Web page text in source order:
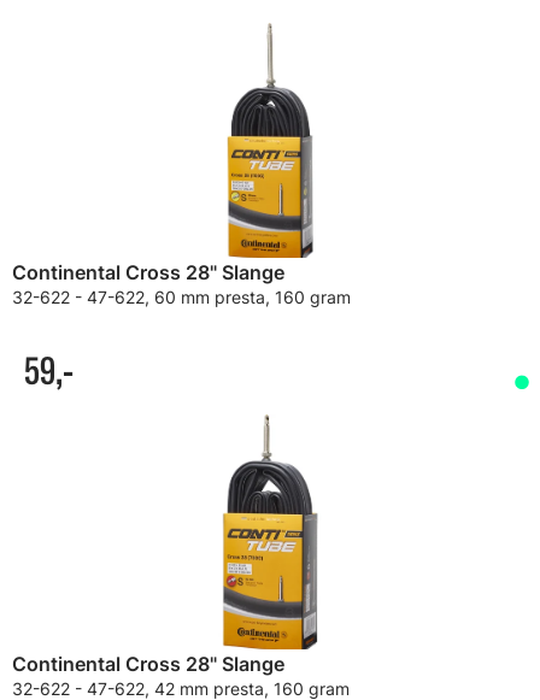
Continental Cross 28" Slange
32-622 - 47-622, 60 mm presta, 160 gram
59,-
Continental Cross 28" Slange
32-622 - 47-622, 42 mm presta, 160 gram